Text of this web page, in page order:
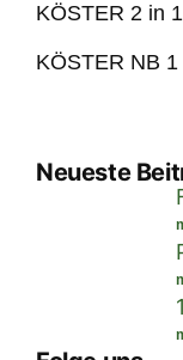
KÖSTER 2 in 1
KÖSTER NB 1
Neueste